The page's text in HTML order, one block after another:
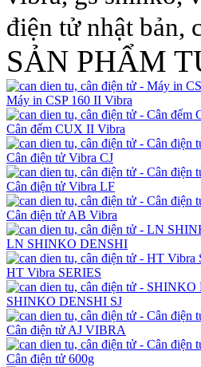
điện tử nhật bản,
SẢN PHẨM
Máy in CSP 160 II Vibra
Cân đếm CUX II Vibra
Cân điện tử Vibra CJ
Cân điện tử Vibra LF
Cân điện tử AB Vibra
LN SHINKO DENSHI
HT Vibra SERIES
SHINKO DENSHI SJ
Cân điện tử AJ VIBRA
Cân điện tử 600g